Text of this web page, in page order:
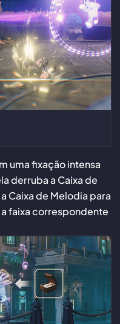
uma fixação intensa
derruba a Caixa de
Caixa de Melodia para
faixa correspondente